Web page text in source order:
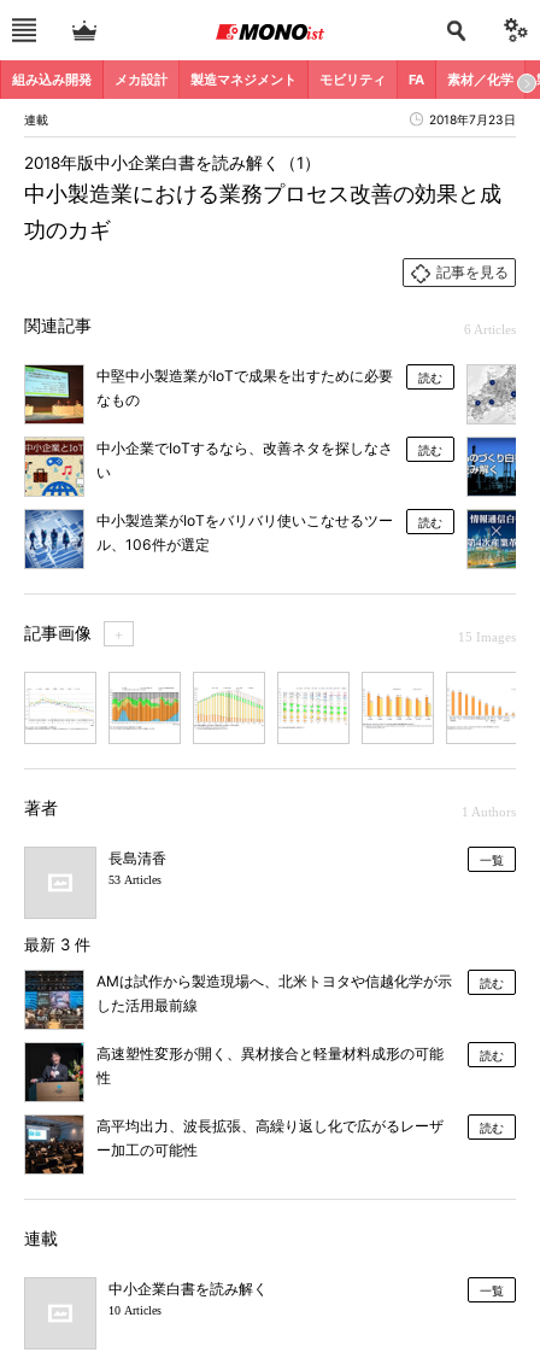
組み込み開発 メカ設計 製造マネジメント モビリティ FA 素材／化学
連載 2018年7月23日
中小製造業における業務プロセス改善の効果と成
功のカギ
2018年版中小企業白書を読み解く（1）
記事を見る
関連記事 6 Articles
中堅中小製造業がIoTで成果を出すために必要
なもの
読む
中小企業でIoTするなら、改善ネタを探しなさ
い
読む
中小製造業がIoTをバリバリ使いこなせるツー
ル、106件が選定
読む
記事画像 ＋ 15 Images
著者 1 Authors
長島清香
53 Articles
一覧
最新 3 件
AMは試作から製造現場へ、北米トヨタや信越化学が示
した活用最前線
読む
高速塑性変形が開く、異材接合と軽量材料成形の可能
性
読む
高平均出力、波長拡張、高繰り返し化で広がるレーザ
ー加工の可能性
読む
連載
中小企業白書を読み解く
10 Articles
一覧